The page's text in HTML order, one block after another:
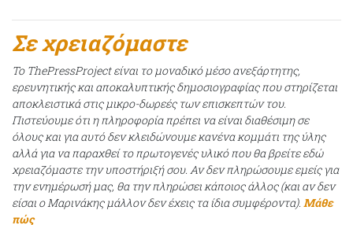
Σε χρειαζόμαστε
Το ThePressProject είναι το μοναδικό μέσο ανεξάρτητης,
ερευνητικής και αποκαλυπτικής δημοσιογραφίας που στηρίζεται
αποκλειστικά στις μικρο-δωρεές των επισκεπτών του.
Πιστεύουμε ότι η πληροφορία πρέπει να είναι διαθέσιμη σε
όλους και για αυτό δεν κλειδώνουμε κανένα κομμάτι της ύλης
αλλά για να παραχθεί το πρωτογενές υλικό που θα βρείτε εδώ
χρειαζόμαστε την υποστήριξή σου. Αν δεν πληρώσουμε εμείς για
την ενημέρωσή μας, θα την πληρώσει κάποιος άλλος (και αν δεν
είσαι ο Μαρινάκης μάλλον δεν έχεις τα ίδια συμφέροντα). Μάθε
πώς